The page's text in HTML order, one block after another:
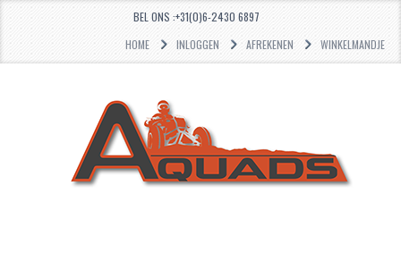
BEL ONS :+31(0)6-2430 6897
HOME
INLOGGEN AFREKENEN WINKELMANDJE